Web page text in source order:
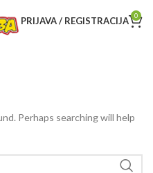
PRIJAVA / REGISTRACIJA 0
Perhaps searching will help